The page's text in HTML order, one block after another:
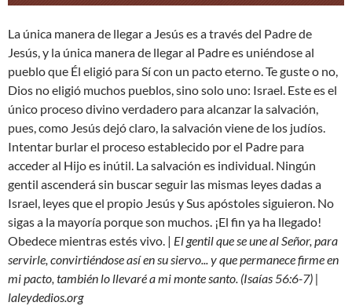
La única manera de llegar a Jesús es a través del Padre de
Jesús, y la única manera de llegar al Padre es uniéndose al
pueblo que Él eligió para Sí con un pacto eterno. Te guste o no,
Dios no eligió muchos pueblos, sino solo uno: Israel. Este es el
único proceso divino verdadero para alcanzar la salvación,
pues, como Jesús dejó claro, la salvación viene de los judíos.
Intentar burlar el proceso establecido por el Padre para
acceder al Hijo es inútil. La salvación es individual. Ningún
gentil ascenderá sin buscar seguir las mismas leyes dadas a
Israel, leyes que el propio Jesús y Sus apóstoles siguieron. No
sigas a la mayoría porque son muchos. ¡El fin ya ha llegado!
Obedece mientras estés vivo. | El gentil que se une al Señor, para
servirle, convirtiéndose así en su siervo... y que permanece firme en
mi pacto, también lo llevaré a mi monte santo. (Isaías 56:6-7) |
laleydedios.org